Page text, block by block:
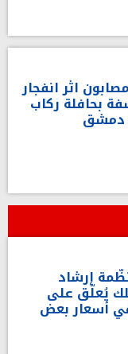
اثر انفجار
بحافلة ركاب
دمشق
إرشاد
يُعلّق على
في أسعار بعض